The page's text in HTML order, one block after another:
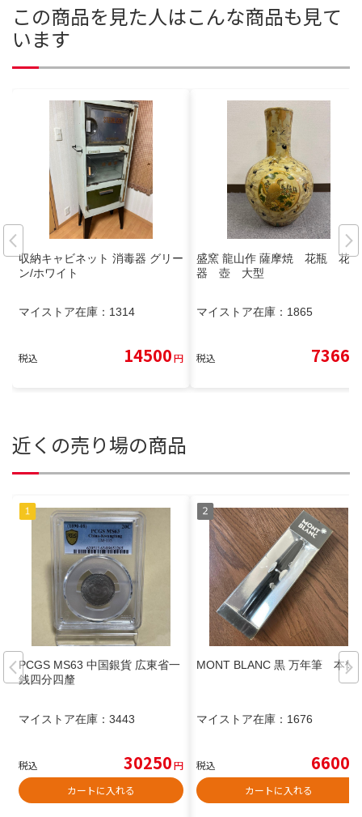
この商品を見た人はこんな商品も見て
います
収納キャビネット 消毒器 グリー
ン/ホワイト
マイストア在庫： 1314
税込 14500円
盛窯 龍山作 薩摩焼 花瓶 花
器 壺 大型
マイストア在庫： 1865
税込 7366
近くの売り場の商品
PCGS MS63 中国銀貨 広東省一
銭四分四釐
マイストア在庫： 3443
税込 30250円
カートに入れる
MONT BLANC 黒 万年筆 本体
マイストア在庫： 1676
税込 6600
カートに入れる